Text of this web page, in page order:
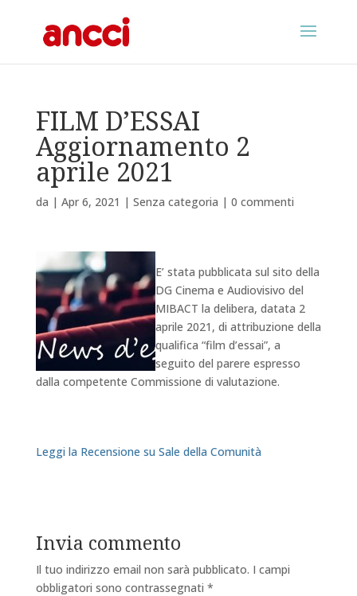
FILM D’ESSAI
Aggiornamento 2
aprile 2021
da | Apr 6, 2021 | Senza categoria | 0 commenti
E’ stata pubblicata sul sito della
DG Cinema e Audiovisivo del
MIBACT la delibera, datata 2
aprile 2021, di attribuzione della
qualifica “film d’essai”, a
seguito del parere espresso
dalla competente Commissione di valutazione.
Leggi la Recensione su Sale della Comunità
Invia commento
Il tuo indirizzo email non sarà pubblicato. I campi
obbligatori sono contrassegnati *